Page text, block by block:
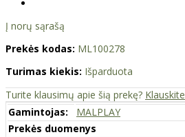
Į norų sąrašą
Prekės kodas: ML100278
Turimas kiekis: Išparduota
Turite klausimų apie šią prekę? Klauskite
Gamintojas:
MALPLAY
Prekės duomenys